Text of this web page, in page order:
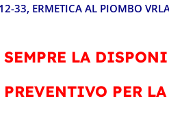
33, ERMETICA AL PIOMBO
LA
PER